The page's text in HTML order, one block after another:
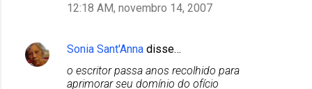
12:18 AM, novembro 14, 2007
Sonia Sant'Anna disse…
o escritor passa anos recolhido para
aprimorar seu domínio do ofício